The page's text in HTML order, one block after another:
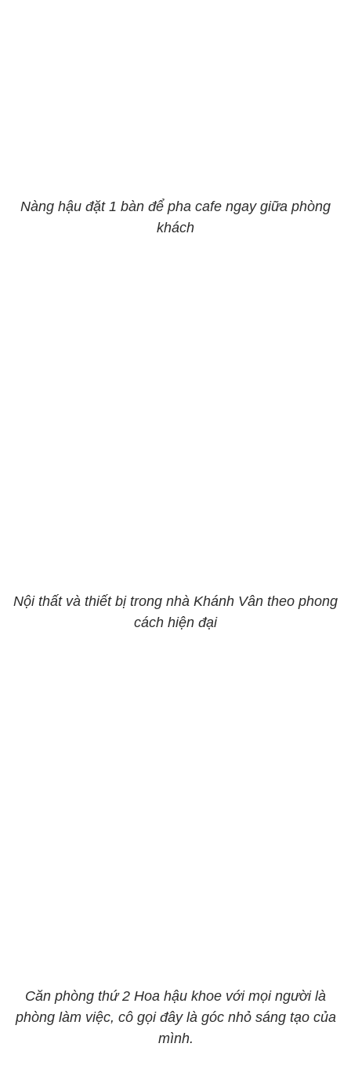
Nàng hậu đặt 1 bàn để pha cafe ngay giữa phòng
khách
Nội thất và thiết bị trong nhà Khánh Vân theo phong
cách hiện đại
Căn phòng thứ 2 Hoa hậu khoe với mọi người là
phòng làm việc, cô gọi đây là góc nhỏ sáng tạo của
mình.